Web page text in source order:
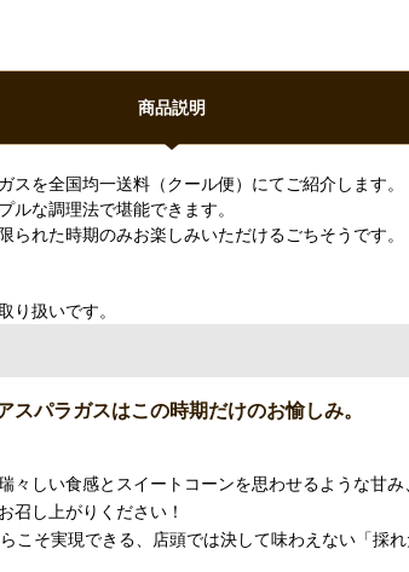
商品説明
を全国均一送料（クール便）にてご紹介します。
な調理法で堪能できます。
れた時期のみお楽しみいただけるごちそうです。
り扱いです。
パラガスはこの時期だけのお愉しみ。
しい食感とスイートコーンを思わせるような甘み
召し上がりください！
そ実現できる、店頭では決して味わえない「採